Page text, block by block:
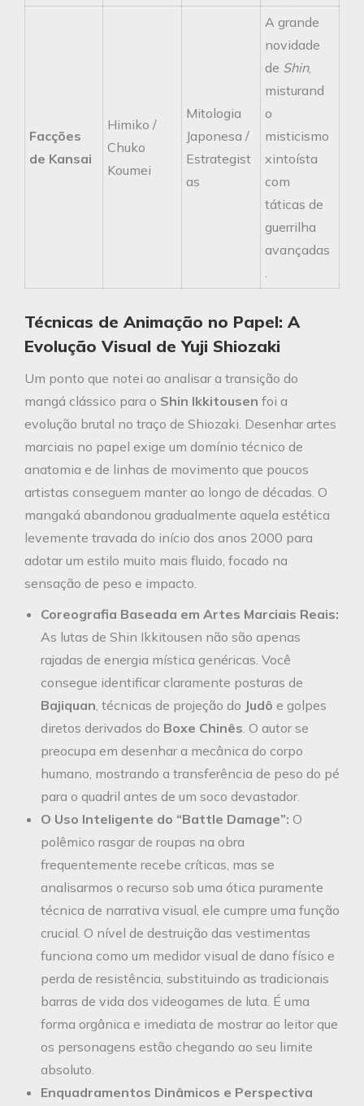
Facções
de Kansai
Himiko /
Chuko
Koumei
Mitologia
Japonesa /
Estrategist
as
A grande
novidade
de Shin,
misturand
o
misticismo
xintoísta
com
táticas de
guerrilha
avançadas
.
Técnicas de Animação no Papel: A
Evolução Visual de Yuji Shiozaki
Um ponto que notei ao analisar a transição do
mangá clássico para o Shin Ikkitousen foi a
evolução brutal no traço de Shiozaki. Desenhar artes
marciais no papel exige um domínio técnico de
anatomia e de linhas de movimento que poucos
artistas conseguem manter ao longo de décadas. O
mangaká abandonou gradualmente aquela estética
levemente travada do início dos anos 2000 para
adotar um estilo muito mais fluido, focado na
sensação de peso e impacto.
Coreografia Baseada em Artes Marciais Reais:
As lutas de Shin Ikkitousen não são apenas
rajadas de energia mística genéricas. Você
consegue identificar claramente posturas de
Bajiquan, técnicas de projeção do Judô e golpes
diretos derivados do Boxe Chinês. O autor se
preocupa em desenhar a mecânica do corpo
humano, mostrando a transferência de peso do pé
para o quadril antes de um soco devastador.
O Uso Inteligente do “Battle Damage”: O
polêmico rasgar de roupas na obra
frequentemente recebe críticas, mas se
analisarmos o recurso sob uma ótica puramente
técnica de narrativa visual, ele cumpre uma função
crucial. O nível de destruição das vestimentas
funciona como um medidor visual de dano físico e
perda de resistência, substituindo as tradicionais
barras de vida dos videogames de luta. É uma
forma orgânica e imediata de mostrar ao leitor que
os personagens estão chegando ao seu limite
absoluto.
Enquadramentos Dinâmicos e Perspectiva